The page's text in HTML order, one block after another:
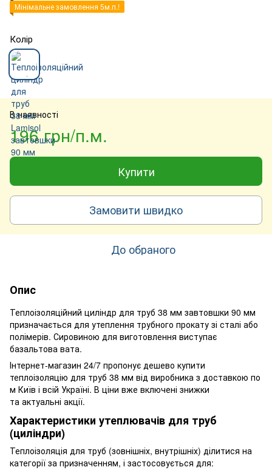
Мінімальне замовлення 5м.п.!
Колір
В наявності
196 грн/п.м.
Купити
Замовити швидко
До обраного
Опис
Теплоізоляційний циліндр для труб 38 мм завтовшки 90 мм
призначається для утеплення трубного прокату зі сталі або
полімерів. Сировиною для виготовлення виступає
базальтова вата.
Інтернет-магазин 24/7 пропонує дешево купити
теплоізоляцію для труб 38 мм від виробника з доставкою по
м Київ і всій Україні. В ціни вже включені знижки
та актуальні акції.
Характеристики утеплювачів для труб
(циліндри)
Теплоізоляція для труб (зовнішніх, внутрішніх) ділитися на
категорії за призначенням, і застосовується для: